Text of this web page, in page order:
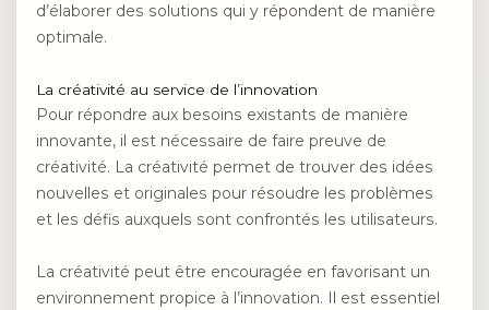
d’élaborer des solutions qui y répondent de manière
optimale.
La créativité au service de l’innovation
Pour répondre aux besoins existants de manière
innovante, il est nécessaire de faire preuve de
créativité. La créativité permet de trouver des idées
nouvelles et originales pour résoudre les problèmes
et les défis auxquels sont confrontés les utilisateurs.
La créativité peut être encouragée en favorisant un
environnement propice à l’innovation. Il est essentiel